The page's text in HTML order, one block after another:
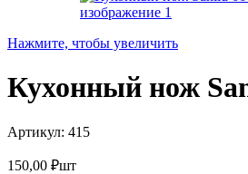
Нажмите, чтобы увеличить
Кухонный нож
Артикул: 415
150,00 ₽шт